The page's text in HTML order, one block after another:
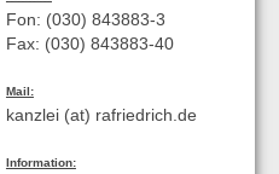
Fon: (030) 843883-3
Fax: (030) 843883-40
Mail:
kanzlei (at) rafriedrich.de
Information: